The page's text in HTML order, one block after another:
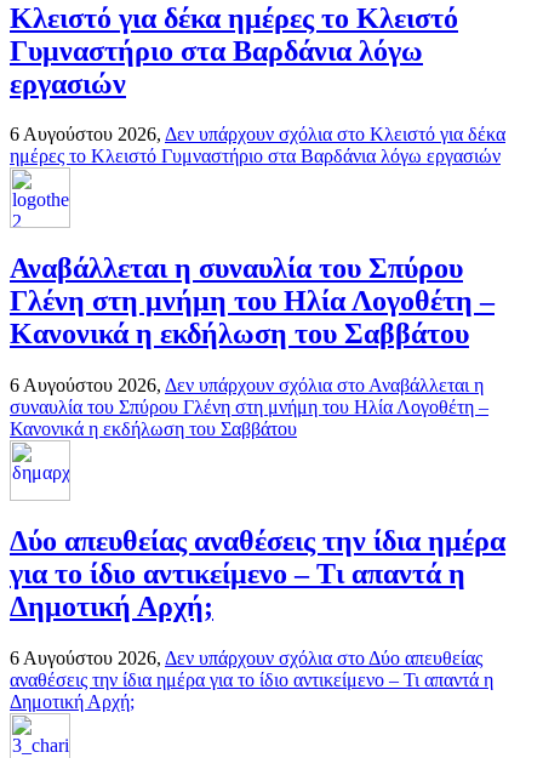
Κλειστό για δέκα ημέρες το Κλειστό
Γυμναστήριο στα Βαρδάνια λόγω
εργασιών
6 Αυγούστου 2026, Δεν υπάρχουν σχόλια στο Κλειστό για δέκα
ημέρες το Κλειστό Γυμναστήριο στα Βαρδάνια λόγω εργασιών
Αναβάλλεται η συναυλία του Σπύρου
Γλένη στη μνήμη του Ηλία Λογοθέτη –
Κανονικά η εκδήλωση του Σαββάτου
6 Αυγούστου 2026, Δεν υπάρχουν σχόλια στο Αναβάλλεται η
συναυλία του Σπύρου Γλένη στη μνήμη του Ηλία Λογοθέτη –
Κανονικά η εκδήλωση του Σαββάτου
Δύο απευθείας αναθέσεις την ίδια ημέρα
για το ίδιο αντικείμενο – Τι απαντά η
Δημοτική Αρχή;
6 Αυγούστου 2026, Δεν υπάρχουν σχόλια στο Δύο απευθείας
αναθέσεις την ίδια ημέρα για το ίδιο αντικείμενο – Τι απαντά η
Δημοτική Αρχή;